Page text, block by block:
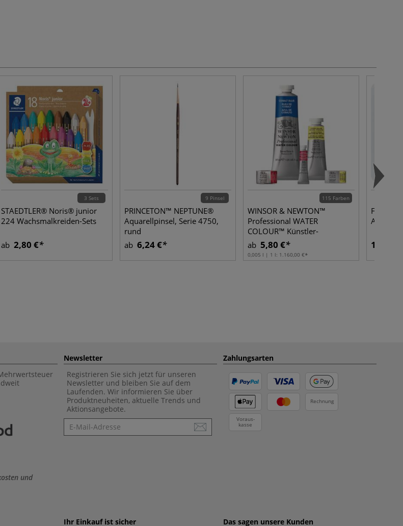
3 Sets
STAEDTLER® Noris® junior
224 Wachsmalkreiden-Sets
ab 2,80 €
9 Pinsel
PRINCETON™ NEPTUNE®
Aquarellpinsel, Serie 4750,
rund
ab 6,24 €
115 Farben
WINSOR & NEWTON™
Professional WATER
COLOUR™ Künstler-
Aquarellfarbe, einzeln
ab 5,80 €
0,005 l | 1 l: 1.160,00 €
FABER-
ART
1,29 €
und
Newsletter
Registrieren Sie sich jetzt für unseren
Newsletter und bleiben Sie auf dem
Laufenden. Wir informieren Sie über
Produktneuheiten, aktuelle Trends und
Aktionsangebote.
Newsletter
Zahlungsarten
Rechnung
Voraus-
kasse
Ihr Einkauf ist sicher Das sagen unsere Kunden